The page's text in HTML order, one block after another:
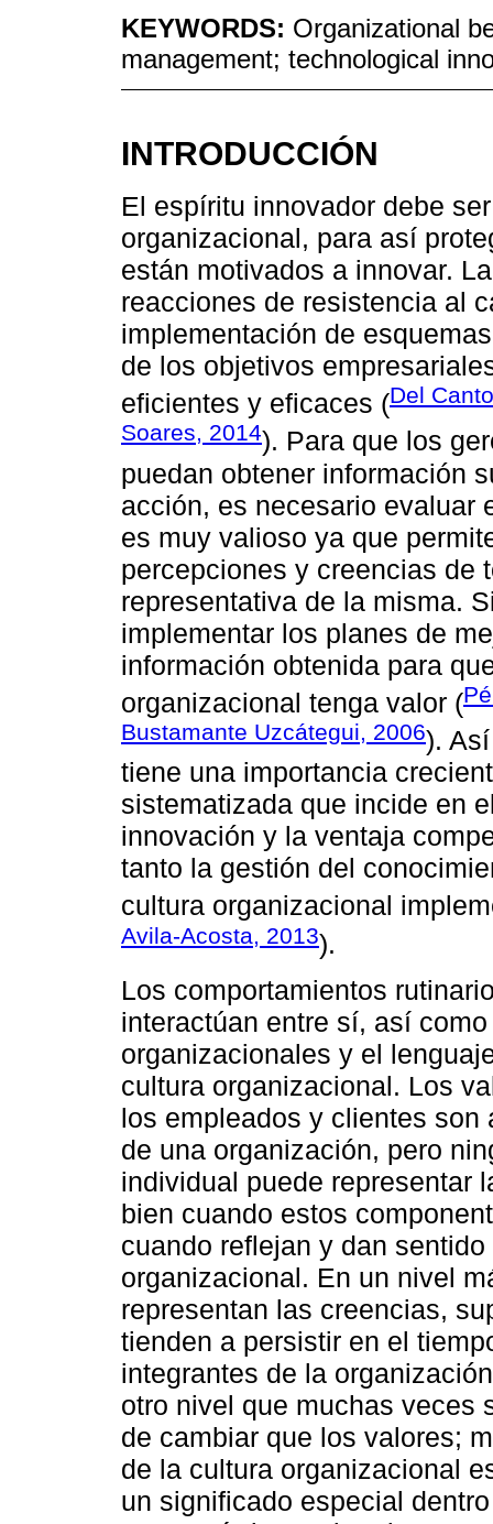
KEYWORDS: Organizational
management; technological
INTRODUCCIÓN
El espíritu innovador debe
organizacional, para así
están motivados a innovar.
reacciones de resistencia al
implementación de
de los objetivos
eficientes y eficaces (Del
Soares, 2014). Para que los
puedan obtener información
acción, es necesario evaluar
es muy valioso ya que
percepciones y creencias de
representativa de la misma.
implementar los planes de
información obtenida para
organizacional tenga valor (
Bustamante Uzcátegui, 2006).
tiene una importancia
sistematizada que incide en
innovación y la ventaja
tanto la gestión del
cultura organizacional
Avila-Acosta, 2013).
Los comportamientos
interactúan entre sí, así
organizacionales y el
cultura organizacional. Los
los empleados y clientes
de una organización, pero
individual puede representar
bien cuando estos
cuando reflejan y dan
organizacional. En un nivel
representan las creencias,
tienden a persistir en el
integrantes de la
otro nivel que muchas veces
de cambiar que los valores;
de la cultura organizacional
un significado especial